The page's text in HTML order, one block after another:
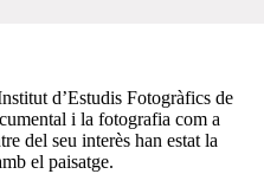
d’Estudis Fotogràfics de
i la fotografia com a
del seu interès han estat la
el paisatge.